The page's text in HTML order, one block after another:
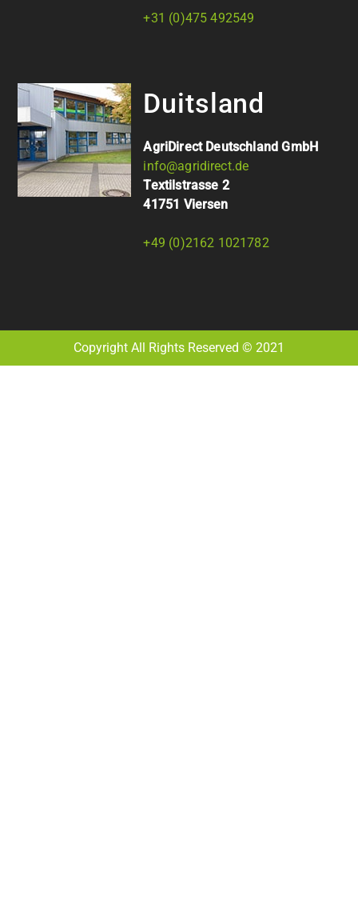
+31 (0)475 492549
Duitsland
AgriDirect Deutschland GmbH
info@agridirect.de
Textilstrasse 2
41751 Viersen
+49 (0)2162 1021782
Copyright All Rights Reserved © 2021